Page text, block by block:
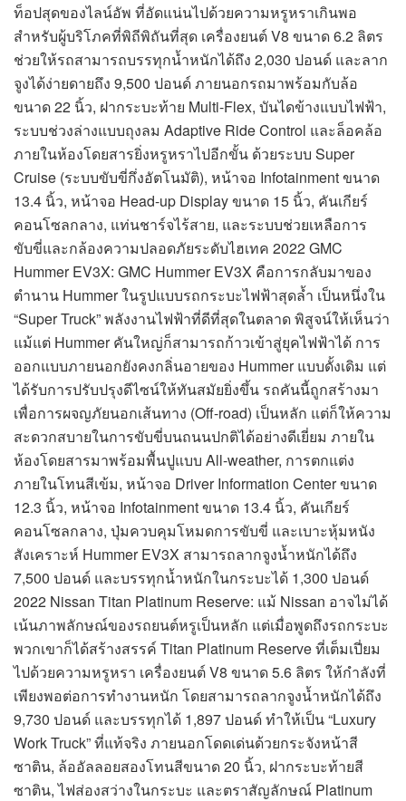
ท็อปสุดของไลน์อัพ ที่อัดแน่นไปด้วยความหรูหราเกินพอ
สำหรับผู้บริโภคที่พิถีพิถันที่สุด เครื่องยนต์ V8 ขนาด 6.2 ลิตร
ช่วยให้รถสามารถบรรทุกน้ำหนักได้ถึง 2,030 ปอนด์ และลาก
จูงได้ง่ายดายถึง 9,500 ปอนด์ ภายนอกรถมาพร้อมกับล้อ
ขนาด 22 นิ้ว, ฝากระบะท้าย Multi-Flex, บันไดข้างแบบไฟฟ้า,
ระบบช่วงล่างแบบถุงลม Adaptive Ride Control และล็อคล้อ
ภายในห้องโดยสารยิ่งหรูหราไปอีกขั้น ด้วยระบบ Super
Cruise (ระบบขับขี่กึ่งอัตโนมัติ), หน้าจอ Infotainment ขนาด
13.4 นิ้ว, หน้าจอ Head-up Display ขนาด 15 นิ้ว, คันเกียร์
คอนโซลกลาง, แท่นชาร์จไร้สาย, และระบบช่วยเหลือการ
ขับขี่และกล้องความปลอดภัยระดับไฮเทค 2022 GMC
Hummer EV3X: GMC Hummer EV3X คือการกลับมาของ
ตำนาน Hummer ในรูปแบบรถกระบะไฟฟ้าสุดล้ำ เป็นหนึ่งใน
“Super Truck” พลังงานไฟฟ้าที่ดีที่สุดในตลาด พิสูจน์ให้เห็นว่า
แม้แต่ Hummer คันใหญ่ก็สามารถก้าวเข้าสู่ยุคไฟฟ้าได้ การ
ออกแบบภายนอกยังคงกลิ่นอายของ Hummer แบบดั้งเดิม แต่
ได้รับการปรับปรุงดีไซน์ให้ทันสมัยยิ่งขึ้น รถคันนี้ถูกสร้างมา
เพื่อการผจญภัยนอกเส้นทาง (Off-road) เป็นหลัก แต่ก็ให้ความ
สะดวกสบายในการขับขี่บนถนนปกติได้อย่างดีเยี่ยม ภายใน
ห้องโดยสารมาพร้อมพื้นปูแบบ All-weather, การตกแต่ง
ภายในโทนสีเข้ม, หน้าจอ Driver Information Center ขนาด
12.3 นิ้ว, หน้าจอ Infotainment ขนาด 13.4 นิ้ว, คันเกียร์
คอนโซลกลาง, ปุ่มควบคุมโหมดการขับขี่ และเบาะหุ้มหนัง
สังเคราะห์ Hummer EV3X สามารถลากจูงน้ำหนักได้ถึง
7,500 ปอนด์ และบรรทุกน้ำหนักในกระบะได้ 1,300 ปอนด์
2022 Nissan Titan Platinum Reserve: แม้ Nissan อาจไม่ได้
เน้นภาพลักษณ์ของรถยนต์หรูเป็นหลัก แต่เมื่อพูดถึงรถกระบะ
พวกเขาก็ได้สร้างสรรค์ Titan Platinum Reserve ที่เต็มเปี่ยม
ไปด้วยความหรูหรา เครื่องยนต์ V8 ขนาด 5.6 ลิตร ให้กำลังที่
เพียงพอต่อการทำงานหนัก โดยสามารถลากจูงน้ำหนักได้ถึง
9,730 ปอนด์ และบรรทุกได้ 1,897 ปอนด์ ทำให้เป็น “Luxury
Work Truck” ที่แท้จริง ภายนอกโดดเด่นด้วยกระจังหน้าสี
ซาติน, ล้ออัลลอยสองโทนสีขนาด 20 นิ้ว, ฝากระบะท้ายสี
ซาติน, ไฟส่องสว่างในกระบะ และตราสัญลักษณ์ Platinum